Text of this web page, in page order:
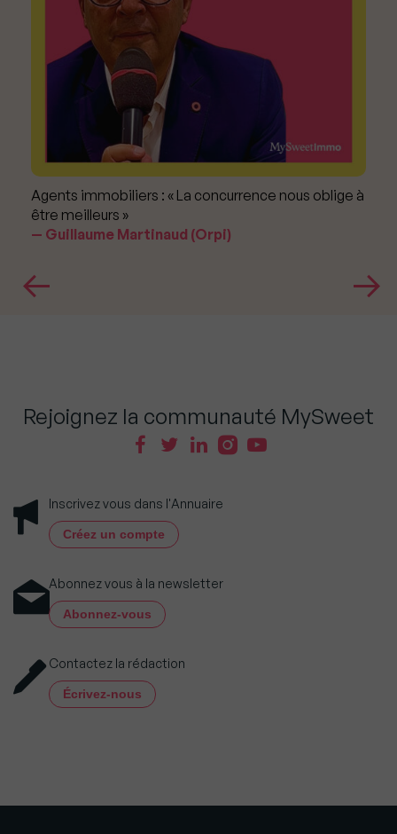
Agents immobiliers : « La concurrence nous oblige à
être meilleurs »
Guillaume Martinaud (Orpi)
Rejoignez la communauté MySweet
Inscrivez vous dans l'Annuaire
Créez un compte
Abonnez vous à la newsletter
Abonnez-vous
Contactez la rédaction
Écrivez-nous